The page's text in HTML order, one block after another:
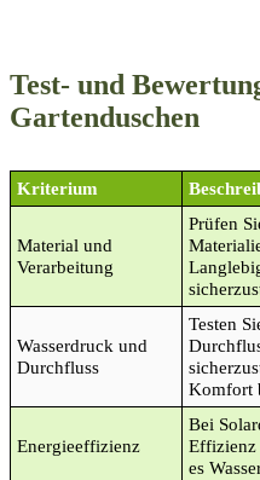
Test- und
Gartenduschen
Kriterium
Material und
Verarbeitung
Prüfen
Wasserdruck und
Durchfluss
Testen
Komfort
Energieeffizienz
Bei
Effizienz
es